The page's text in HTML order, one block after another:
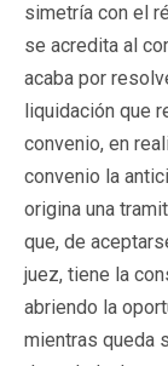
simetría con el
se acredita al
acaba por
liquidación que
convenio, en
convenio la
origina una
que, de
juez, tiene la
abriendo la
mientras queda